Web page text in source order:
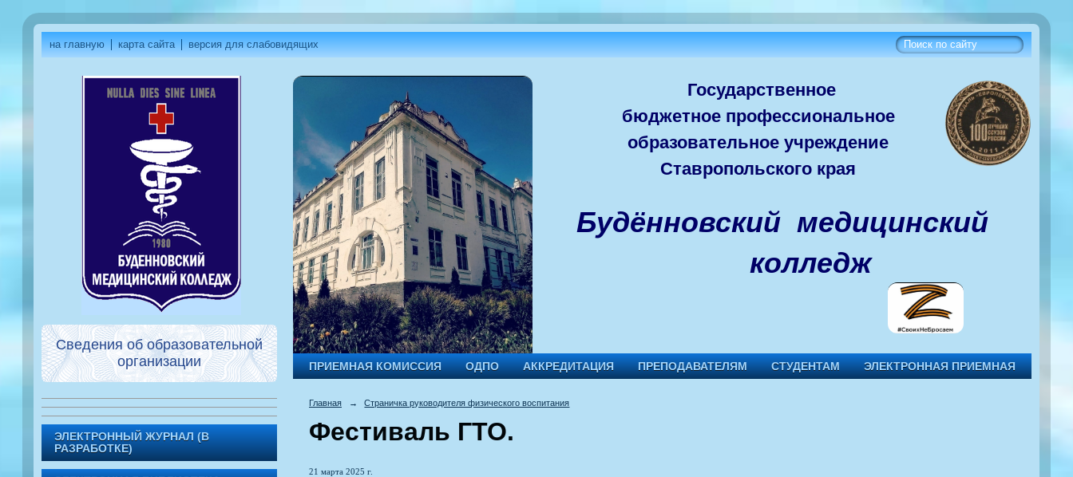
на главную карта сайта версия для слабовидящих
Сведения об образовательной
организации
ЭЛЕКТРОННЫЙ ЖУРНАЛ (В
РАЗРАБОТКЕ)
Государственное
бюджетноепрофессиональное
образовательное учреждение
Ставропольского края
Будённовский медицинский
колледж
ПРИЕМНАЯ КОМИССИЯ ОДПО АККРЕДИТАЦИЯ ПРЕПОДАВАТЕЛЯМ СТУДЕНТАМ ЭЛЕКТРОННАЯ ПРИЕМНАЯ
Главная → Страничка руководителя физического воспитания
Фестиваль ГТО.
21 марта 2025 г.